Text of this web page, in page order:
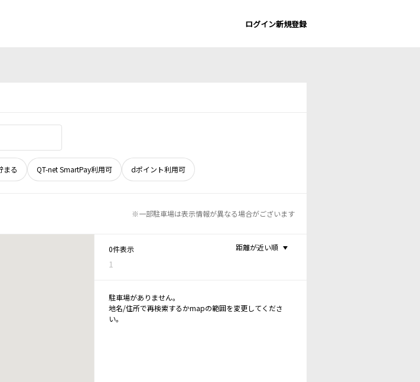
ログイン新規登録
まる QT-net SmartPay利用可 dポイント利用可
※一部駐車場は表示情報が異なる場合がございます
0件表示
1
距離が近い順
駐車場がありません。
地名/住所で再検索するかmapの範囲を変更してくださ
い。